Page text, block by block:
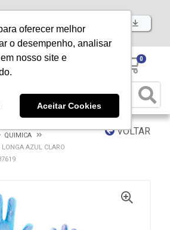
oferecer melhor
o desempenho, analisar
nosso site e
Aceitar Cookies
Baixe já nosso APP
0
VOLTAR
QUIMICA
AZUL CLARO